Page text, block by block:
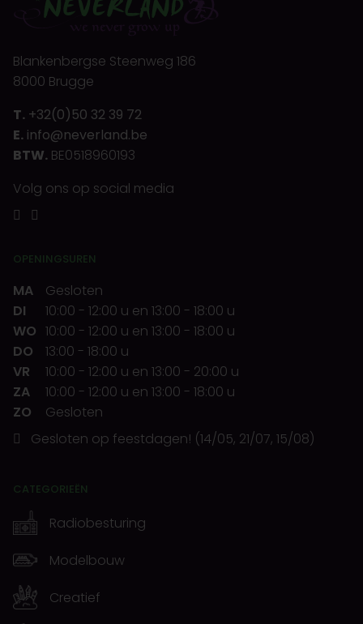
Blankenbergse Steenweg 186
8000 Brugge
T. +32(0)50 32 39 72
E. info@neverland.be
BTW. BE0518960193
Volg ons op social media
OPENINGSUREN
MA
Gesloten
DI
10:00 - 12:00 u en 13:00 - 18:00 u
WO 10:00 - 12:00 u en 13:00 - 18:00 u
DO
13:00 - 18:00 u
VR
10:00 - 12:00 u en 13:00 - 20:00 u
ZA
10:00 - 12:00 u en 13:00 - 18:00 u
ZO
Gesloten
Gesloten op feestdagen! (14/05, 21/07, 15/08)
CATEGORIEËN
Radiobesturing
Modelbouw
Creatief